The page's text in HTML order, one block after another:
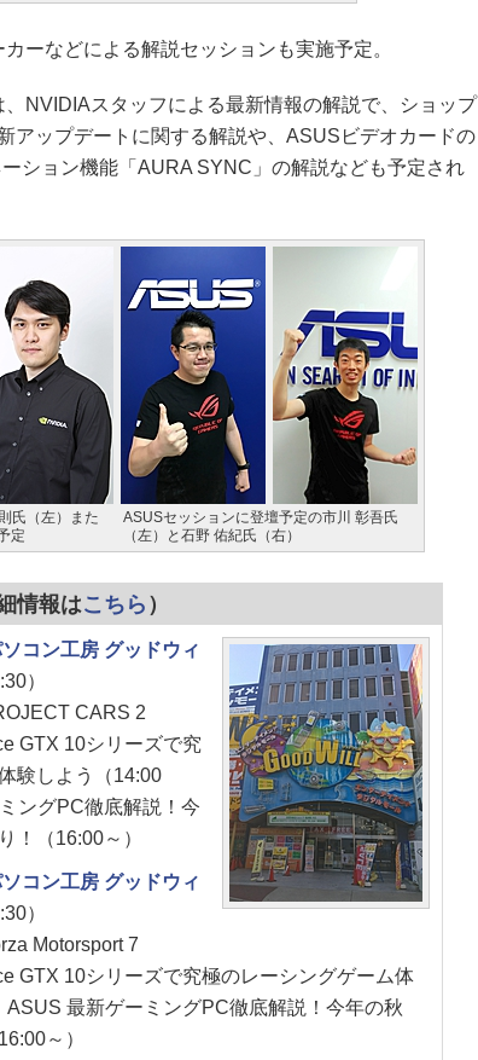
ーなどによる解説セッションも実施予定。
NVIDIAスタッフによる最新情報の解説で、ショップ
アップデートに関する解説や、ASUSビデオカードの
ション機能「AURA SYNC」の解説なども予定され
氏（左）また
定
ASUSセッションに登壇予定の市川 彰吾氏
（左）と石野 佑紀氏（右）
情報はこちら）
コン工房 グッドウィ
）
CARS 2
GTX 10シリーズで究
験しよう（14:00
ングPC徹底解説！今
！（16:00～）
コン工房 グッドウィ
）
Motorsport 7
GTX 10シリーズで究極のレーシングゲーム体
最新ゲーミングPC徹底解説！今年の秋
～）